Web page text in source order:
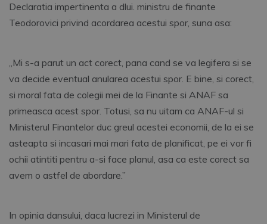
Declaratia impertinenta a dlui. ministru de finante
Teodorovici privind acordarea acestui spor, suna asa:
„Mi s-a parut un act corect, pana cand se va legifera si se
va decide eventual anularea acestui spor. E bine, si corect,
si moral fata de colegii mei de la Finante si ANAF sa
primeasca acest spor. Totusi, sa nu uitam ca ANAF-ul si
Ministerul Finantelor duc greul acestei economii, de la ei se
asteapta si incasari mai mari fata de planificat, pe ei vor fi
ochii atintiti pentru a-si face planul, asa ca este corect sa
avem o astfel de abordare.”
In opinia dansului, daca lucrezi in Ministerul de